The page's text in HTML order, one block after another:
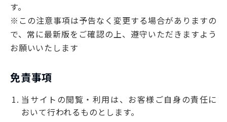
す。
※この注意事項は予告なく変更する場合がありますの
で、常に最新版をご確認の上、遵守いただきますよう
お願いいたします
免責事項
当サイトの閲覧・利用は、お客様ご自身の責任に
おいて行われるものとします。